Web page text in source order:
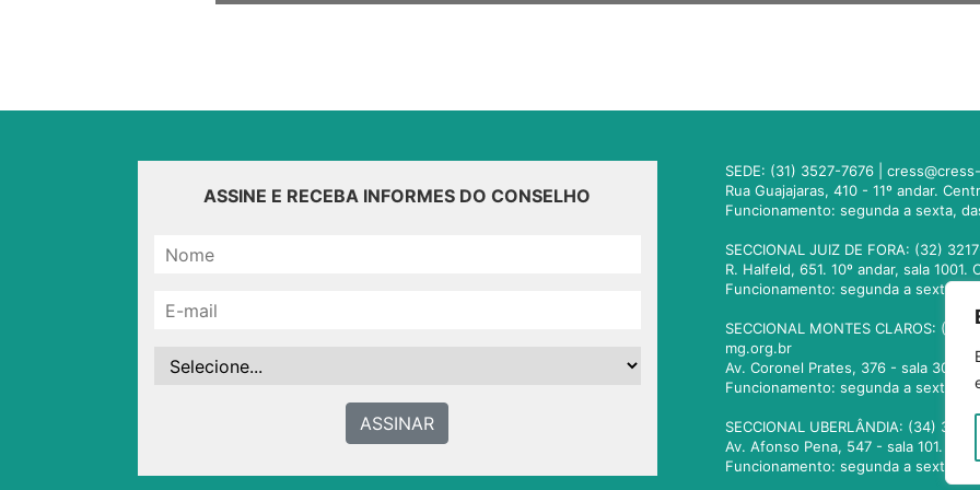
ASSINE E RECEBA INFORMES DO CONSELHO
ASSINAR
SEDE: (31) 3527-7676 |
Rua Guajajaras, 410 - 11º andar.
Funcionamento: segunda a sexta,
SECCIONAL JUIZ DE FORA: (32)
R. Halfeld, 651. 10º andar, sala
Funcionamento: segunda a sexta,
SECCIONAL MONTES CLAROS:
mg.org.br
Av. Coronel Prates, 376 - sala 301.
Funcionamento: segunda a sexta,
SECCIONAL UBERLÂNDIA: (34)
Av. Afonso Pena, 547 - sala 101.
Funcionamento: segunda a sexta,